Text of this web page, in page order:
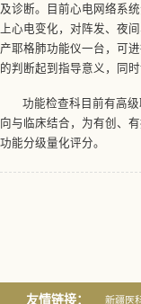
及诊断。目前心电网络系
上心电变化，对阵发、夜
产耶格肺功能仪一台，可
的判断起到指导意义，同
功能检查科目前有高
向与临床结合，为有创、
功能分级量化评分。
友情链接： 新疆医